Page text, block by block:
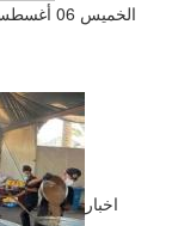
الخميس 06 أغسطس 2026 06:37 صباحاً
اخبار